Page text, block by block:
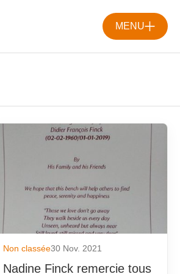
MENU
juillet 2014
mars 2014
février 2014
Non classée30 Nov. 2021
Nadine Finck remercie tous